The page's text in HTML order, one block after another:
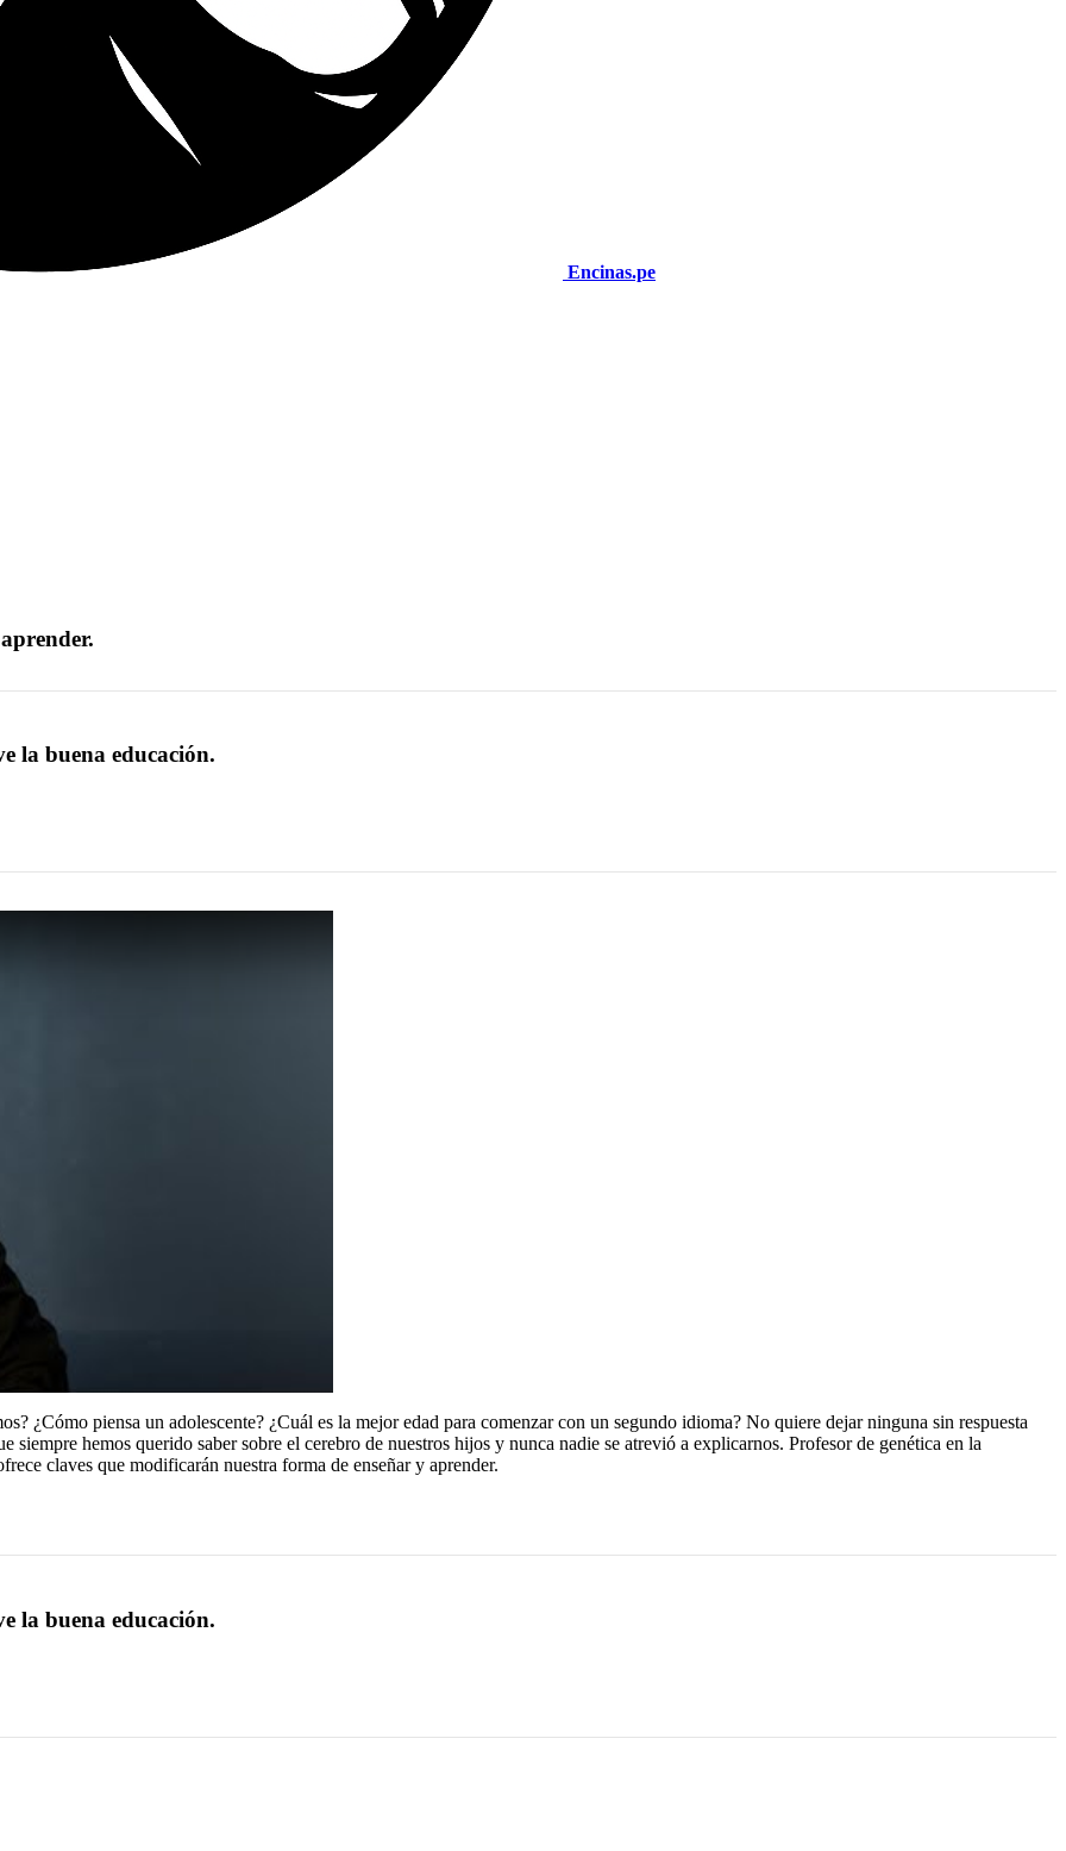
Encinas.pe
la buena educación.
¿Cómo piensa un adolescente? ¿Cuál es la mejor edad para comenzar con un segundo idioma? No quiere dejar ninguna sin respuesta
hemos querido saber sobre el cerebro de nuestros hijos y nunca nadie se atrevió a explicarnos. Profesor de genética en la
claves que modificarán nuestra forma de enseñar y aprender.
la buena educación.